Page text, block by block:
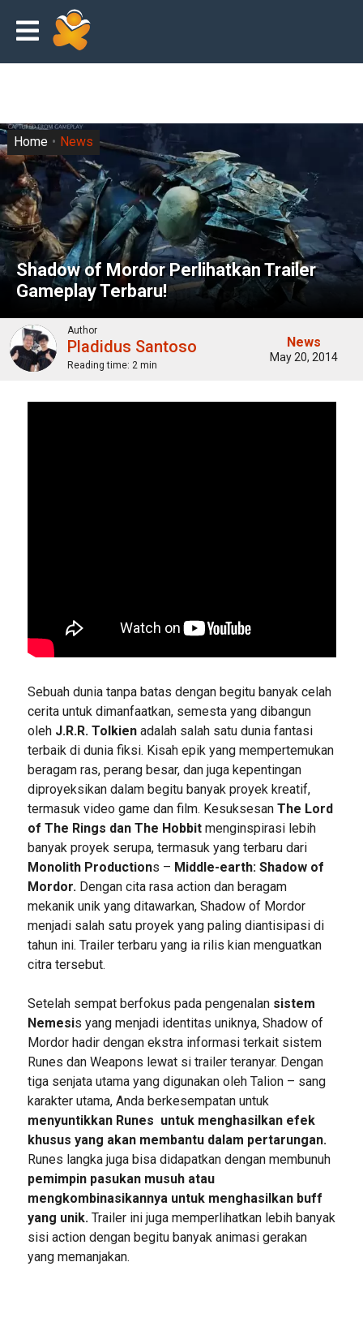
Shadow of Mordor Perlihatkan Trailer
Gameplay Terbaru!
Home News
Author
Pladidus Santoso
Reading time: 2 min
News
May 20, 2014
Sebuah dunia tanpa batas dengan begitu banyak celah
cerita untuk dimanfaatkan, semesta yang dibangun
olehJ.R.R. Tolkienadalah salah satu dunia fantasi
terbaik di dunia fiksi. Kisah epik yang mempertemukan
beragam ras, perang besar, dan juga kepentingan
diproyeksikan dalam begitu banyak proyek kreatif,
termasuk video game dan film. KesuksesanThe Lord
of The Rings dan The Hobbitmenginspirasi lebih
banyak proyek serupa, termasuk yang terbaru dari
Monolith Productions – Middle-earth: Shadow of
Mordor.Dengan cita rasa action dan beragam
mekanik unik yang ditawarkan, Shadow of Mordor
menjadi salah satu proyek yang paling diantisipasi di
tahun ini. Trailer terbaru yang ia rilis kian menguatkan
citra tersebut.
Setelah sempat berfokus pada pengenalan sistem
Nemesis yang menjadi identitas uniknya, Shadow of
Mordor hadir dengan ekstra informasi terkait sistem
Runes dan Weapons lewat si trailer teranyar. Dengan
tiga senjata utama yang digunakan oleh Talion – sang
karakter utama, Anda berkesempatan untuk
menyuntikkan Runes untuk menghasilkan efek
khusus yang akan membantu dalam pertarungan.
Runes langka juga bisa didapatkan dengan membunuh
pemimpin pasukan musuh atau
mengkombinasikannya untuk menghasilkan buff
yang unik.Trailer ini juga memperlihatkan lebih banyak
sisi action dengan begitu banyak animasi gerakan
yang memanjakan.